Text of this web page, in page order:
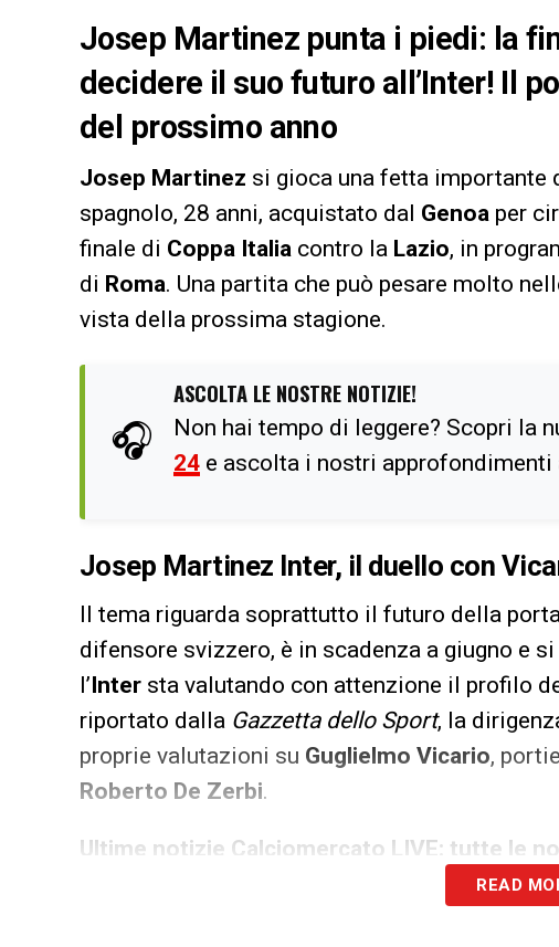
Josep Martinez punta i piedi: la
decidere il suo futuro all’Inter! Il
del prossimo anno
Josep Martinez si gioca una fetta importante
spagnolo, 28 anni, acquistato dal Genoa per
finale di Coppa Italia contro la Lazio, in
di Roma. Una partita che può pesare molto
vista della prossima stagione.
🎧
ASCOLTA LE NOSTRE NOTIZIE!
Non hai tempo di leggere? Scopri la
24 e ascolta i nostri approfondimenti
Josep Martinez Inter, il duello con
Il tema riguarda soprattutto il futuro della
difensore svizzero, è in scadenza a giugno e
l’Inter sta valutando con attenzione il profilo
riportato dalla Gazzetta dello Sport, la
proprie valutazioni su Guglielmo Vicario,
Roberto De Zerbi.
Ultime notizie Calciomercato LIVE: tutte le
Con l’ex Empoli sarebbe stata trovata anche
READ